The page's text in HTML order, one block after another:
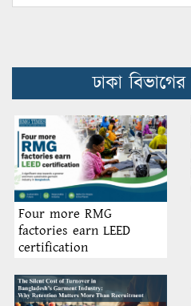
ঢাকা
Four more RMG
factories earn LEED
certification